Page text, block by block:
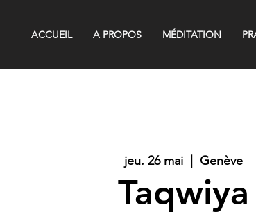
jeu. 26 mai
  |
Genève
Taqwiya
ACCUEIL A PROPOS MÉDITATION